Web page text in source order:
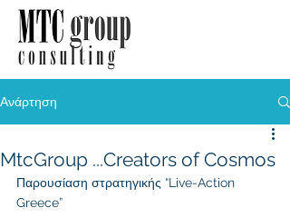
Ανάρτηση
MtcGroup ...Creators of Cosmos
Παρουσίαση στρατηγικής “Live-Action
Greece”